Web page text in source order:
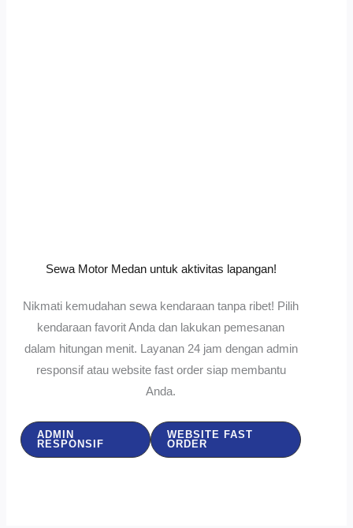
Sewa Motor Medan untuk aktivitas lapangan!
Nikmati kemudahan sewa kendaraan tanpa ribet! Pilih
kendaraan favorit Anda dan lakukan pemesanan
dalam hitungan menit. Layanan 24 jam dengan admin
responsif atau website fast order siap membantu
Anda.
ADMIN
RESPONSIF
WEBSITE FAST
ORDER